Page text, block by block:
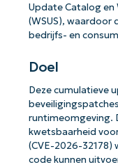
Update Catalog en
(WSUS), waardoor
bedrijfs- en
Doel
Deze cumulatieve
runtimeomgeving.
kwetsbaarheid
(CVE-2026-32178)
code kunnen